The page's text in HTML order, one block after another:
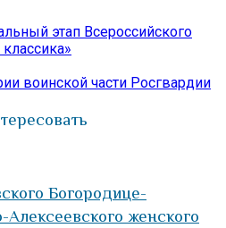
этап Всероссийского
воинской части Росгвардии
Богородице-
женского